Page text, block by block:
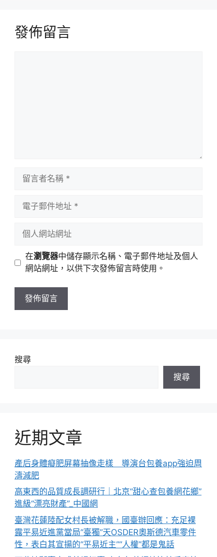
發佈留言
址
站
址
在瀏覽器中儲存顯示名稱、電子郵件地址及個人
網站網址，以供下次發佈留言時使用。
搜尋
搜尋
近期文章
產后身體癡肥屏幕抽像走樣 導演台包養app強迫周
濤減肥
高東西的品質成長調研行｜北京“甜心查包養網花鄉”
進級“漂亮財產”_中國網
臺灣花蓮陸配女村長被解職，國臺辦回應：充足裸
露平易近進黨當局“臺獨”天OSDER奧斯德汽車零件
性，表白其宣揚的“平易近主”“人權”都是鬼話